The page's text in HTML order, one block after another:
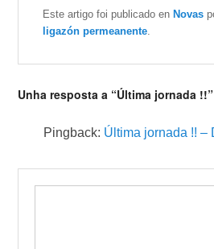
Este artigo foi publicado enNovas
ligazón permeanente
Unha resposta a “Última jornada !!”
Pingback: Última jornada !! –